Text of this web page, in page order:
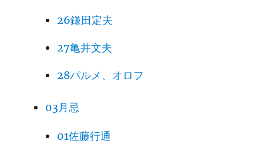
26鎌田定夫
27亀井文夫
28パルメ、オロフ
03月忌
01佐藤行通